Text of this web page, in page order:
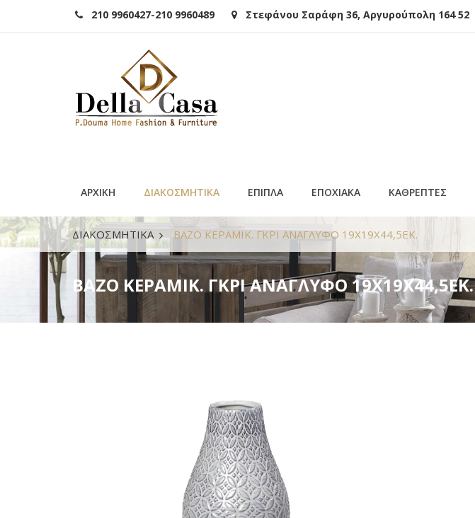
210 9960427-210 9960489 Στεφάνου Σαράφη 36, Αργυρούπολη 164 52
ΑΡΧΙΚΗ ΔΙΑΚΟΣΜΗΤΙΚΑ ΕΠΙΠΛΑ ΕΠΟΧΙΑΚΑ ΚΑΘΡΕΠΤΕΣ
ΔΙΑΚΟΣΜΗΤΙΚΑ BAZO ΚΕΡΑΜΙΚ. ΓΚΡΙ ΑΝΑΓΛΥΦΟ 19Χ19Χ44,5ΕΚ.
BAZO ΚΕΡΑΜΙΚ. ΓΚΡΙ ΑΝΑΓΛΥΦΟ 19Χ19Χ44,5ΕΚ.